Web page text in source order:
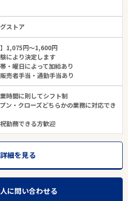
ストア
】1,075円～1,600円
により決定します
・曜日によって加給あり
売者手当・通勤手当あり
時間に則してシフト制
ン・クローズどちらかの業務に対応でき
勤務できる方歓迎
詳細を見る
に問い合わせる